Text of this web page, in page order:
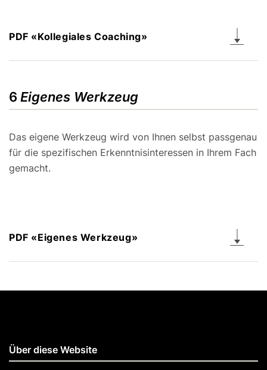
PDF «Kollegiales Coaching»
6 Eigenes Werkzeug
Das eigene Werkzeug wird von Ihnen selbst passgenau
für die spezifischen Erkenntnisinteressen in Ihrem Fach
gemacht.
PDF «Eigenes Werkzeug»
Über diese Website